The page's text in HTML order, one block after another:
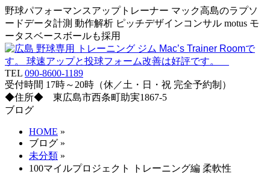
野球パフォーマンスアップトレーナー マック高島のラプソ
ードデータ計測 動作解析 ピッチデザインコンサル motus モ
ータスベースボールも採用
TEL 090-8600-1189
受付時間 17時～20時（休／土・日・祝 完全予約制）
◆住所◆ 東広島市西条町助実1867-5
ブログ
HOME »
ブログ »
未分類 »
100マイルプロジェクト トレーニング編 柔軟性